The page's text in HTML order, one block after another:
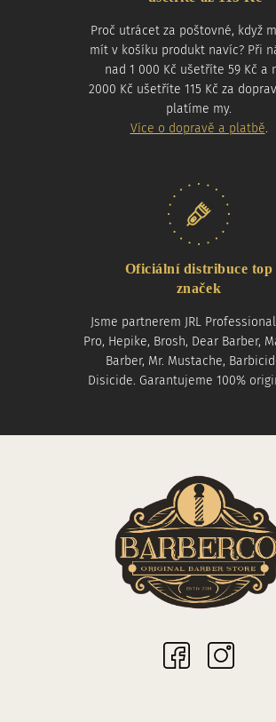
Proč utrácet za poštovné, když
mít v košíku produkt navíc? Při
nad 1 000 Kč ušetříte 59 Kč a
2000 Kč ušetříte 115 Kč za
platíme my.
Více o dopravě a platbě.
Oficiální distribuce top
značek
Jsme partnerem JRL
Pro, Hepike, Brosh, Dear Barber,
Barber, Mr. Mustache,
Disicide. Garantujeme 100%